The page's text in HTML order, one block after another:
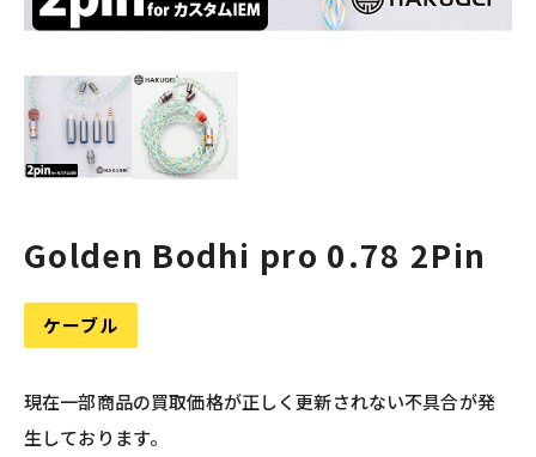
Golden Bodhi pro 0.78 2Pin
ケーブル
現在一部商品の買取価格が正しく更新されない不具合が発
生しております。